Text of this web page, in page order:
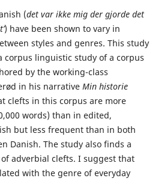
(det var ikke mig der gjorde det
) have been shown to vary in
styles and genres. This study
linguistic study of a corpus
by the working-class
in his narrative Min historie
clefts in this corpus are more
words) than in edited,
but less frequent than in both
Danish. The study also finds a
adverbial clefts. I suggest that
with the genre of everyday